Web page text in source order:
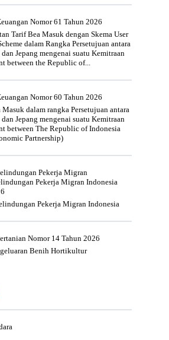
Nomor 61 Tahun 2026
Tarif Bea Masuk dengan Skema User
dalam Rangka Persetujuan antara
Jepang mengenai suatu Kemitraan
between the Republic of...
Nomor 60 Tahun 2026
Masuk dalam rangka Persetujuan antara
Jepang mengenai suatu Kemitraan
between The Republic of Indonesia
Partnership)
Pekerja Migran
Pekerja Migran Indonesia
Pekerja Migran Indonesia
Nomor 14 Tahun 2026
Benih Hortikultur